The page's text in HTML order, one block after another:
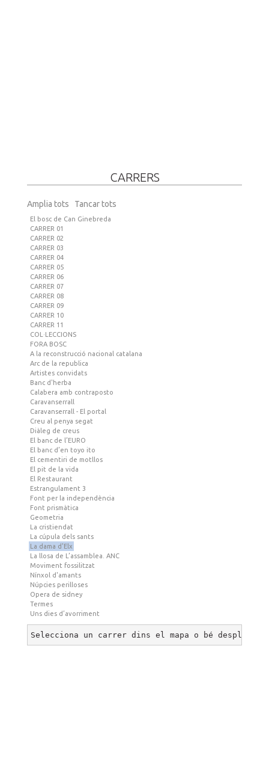
CARRERS
Amplia tots Tancar tots
El bosc de Can Ginebreda
CARRER 01
CARRER 02
CARRER 03
CARRER 04
CARRER 05
CARRER 06
CARRER 07
CARRER 08
CARRER 09
CARRER 10
CARRER 11
COL·LECCIONS
FORA BOSC
A la reconstrucció nacional catalana
Arc de la republica
Artistes convidats
Banc d'herba
Calabera amb contraposto
Caravanserrall
Caravanserrall - El portal
Creu al penya segat
Diàleg de creus
El banc de l’EURO
El banc d’en toyo ito
El cementiri de motllos
El pit de la vida
El Restaurant
Estrangulament 3
Font per la independència
Font prismàtica
Geometria
La cristiendat
La cúpula dels sants
La dama d'Elx
La llosa de L’assamblea. ANC
Moviment fossilitzat
Nínxol d'amants
Núpcies perilloses
Opera de sidney
Termes
Uns dies d’avorriment
Selecciona un carrer dins el mapa o bé